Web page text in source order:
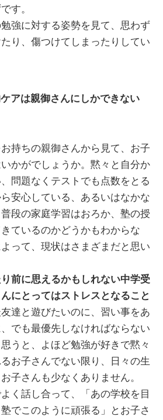
す。
強に対する姿勢を見て、思わず
り、傷つけてしまったりしてい
アは親御さんにしかできない
持ちの親御さんから見て、お子
かがでしょうか。黙々と自分か
問題なくテストでも点数をとる
安心している、あるいはなかな
段の家庭学習はおろか、塾の授
ているのかどうかもわからな
って、現状はさまざまだと思い
前に思えるかもしれない中学受
にとってはストレスとなること
達と遊びたいのに、習い事をあ
でも最優先しなければならない
うと、よほど勉強が好きで黙々
お子さんでない限り、日々の生
子さんも少なくありません。
く話し合って、「あの学校を目
でこのように頑張る」とお子さ